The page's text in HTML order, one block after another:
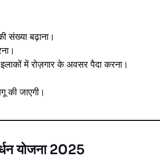
संख्या बढ़ाना।
में रोज़गार के अवसर पैदा करना।
की जाएगी।
योजना 2025